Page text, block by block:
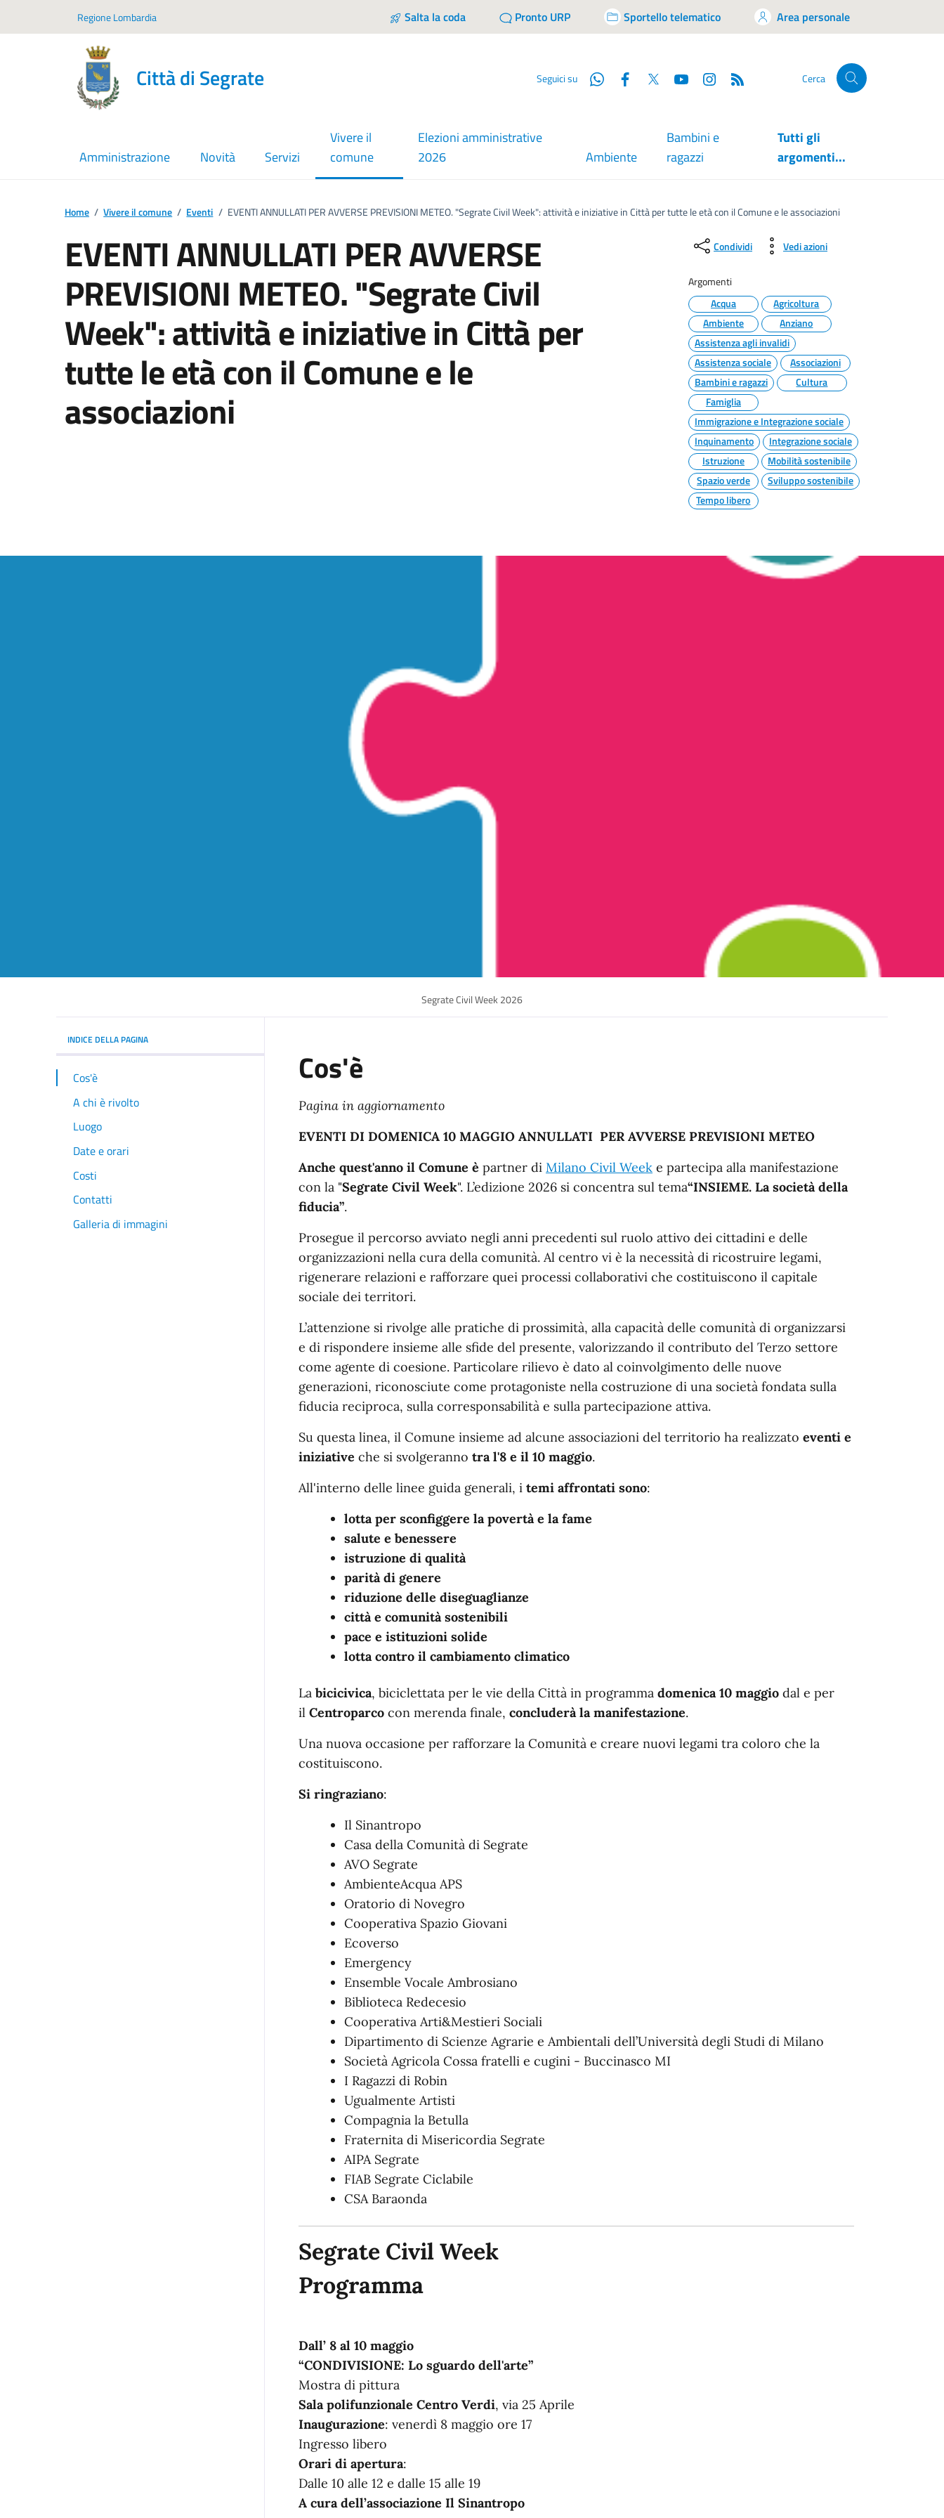
Regione Lombardia Salta la coda Pronto URP Sportello telematico Area personale
Città di Segrate Seguici su WhatsappFacebook
Twitter YouTube Cerca
Amministrazione Novità Servizi
Vivere il
comune
menu selezionato
Elezioni amministrative
2026
Ambiente
Bambini e
ragazzi
Tutti gli
argomenti...
Home / Vivere il comune / Eventi / EVENTI ANNULLATI PER AVVERSE PREVISIONI METEO. "Segrate Civil Week": attività e iniziative in Città per tutte le età con il Comune e le associazioni
EVENTI ANNULLATI PER AVVERSE
PREVISIONI METEO. "Segrate Civil
Week": attività e iniziative in Città per
tutte le età con il Comune e le
associazioni
Condividi Vedi azioni
Argomenti
Acqua
Agricoltura
Ambiente
Anziano
Assistenza agli invalidi
Assistenza sociale
Associazioni
Bambini e ragazzi
Cultura
Famiglia
Immigrazione e Integrazione sociale
Inquinamento
Integrazione sociale
Istruzione
Mobilità sostenibile
Spazio verde
Sviluppo sostenibile
Tempo libero
Segrate Civil Week 2026
INDICE DELLA PAGINA
Cos'è
A chi è rivolto
Luogo
Date e orari
Costi
Contatti
Galleria di immagini
Cos'è
Pagina in aggiornamento
EVENTI DI DOMENICA 10 MAGGIO ANNULLATI PER AVVERSE PREVISIONI METEO
Anche quest'anno il Comune è partner di Milano Civil Week e partecipa alla manifestazione
con la "Segrate Civil Week". L’edizione 2026 si concentra sul tema“INSIEME. La società della
fiducia”.
Prosegue il percorso avviato negli anni precedenti sul ruolo attivo dei cittadini e delle
organizzazioni nella cura della comunità. Al centro vi è la necessità di ricostruire legami,
rigenerare relazioni e rafforzare quei processi collaborativi che costituiscono il capitale
sociale dei territori.
L’attenzione si rivolge alle pratiche di prossimità, alla capacità delle comunità di organizzarsi
e di rispondere insieme alle sfide del presente, valorizzando il contributo del Terzo settore
come agente di coesione. Particolare rilievo è dato al coinvolgimento delle nuove
generazioni, riconosciute come protagoniste nella costruzione di una società fondata sulla
fiducia reciproca, sulla corresponsabilità e sulla partecipazione attiva.
Su questa linea, il Comune insieme ad alcune associazioni del territorio ha realizzato eventi e
iniziative che si svolgeranno tra l'8 e il 10 maggio.
All'interno delle linee guida generali, i temi affrontati sono:
lotta per sconfiggere la povertà e la fame
salute e benessere
istruzione di qualità
parità di genere
riduzione delle diseguaglianze
città e comunità sostenibili
pace e istituzioni solide
lotta contro il cambiamento climatico
La bicicivica, biciclettata per le vie della Città in programma domenica 10 maggio dal e per
il Centroparco con merenda finale, concluderà la manifestazione.
Una nuova occasione per rafforzare la Comunità e creare nuovi legami tra coloro che la
costituiscono.
Si ringraziano:
Il Sinantropo
Casa della Comunità di Segrate
AVO Segrate
AmbienteAcqua APS
Oratorio di Novegro
Cooperativa Spazio Giovani
Ecoverso
Emergency
Ensemble Vocale Ambrosiano
Biblioteca Redecesio
Cooperativa Arti&Mestieri Sociali
Dipartimento di Scienze Agrarie e Ambientali dell’Università degli Studi di Milano
Società Agricola Cossa fratelli e cugini - Buccinasco MI
I Ragazzi di Robin
Ugualmente Artisti
Compagnia la Betulla
Fraternita di Misericordia Segrate
AIPA Segrate
FIAB Segrate Ciclabile
CSA Baraonda
Segrate Civil Week
Programma
Dall’ 8 al 10 maggio
“CONDIVISIONE: Lo sguardo dell'arte”
Mostra di pittura
Sala polifunzionale Centro Verdi, via 25 Aprile
Inaugurazione: venerdì 8 maggio ore 17
Ingresso libero
Orari di apertura:
Dalle 10 alle 12 e dalle 15 alle 19
A cura dell’associazione Il Sinantropo